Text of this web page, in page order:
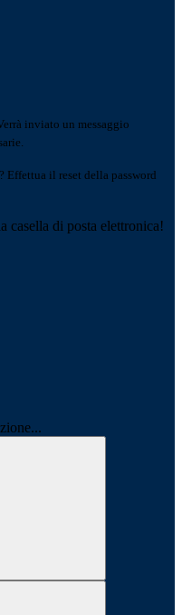
inviato un messaggio
Effettua il reset della password
casella di posta elettronica!